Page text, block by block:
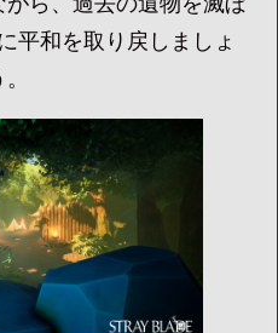
平和を取り戻しましょ